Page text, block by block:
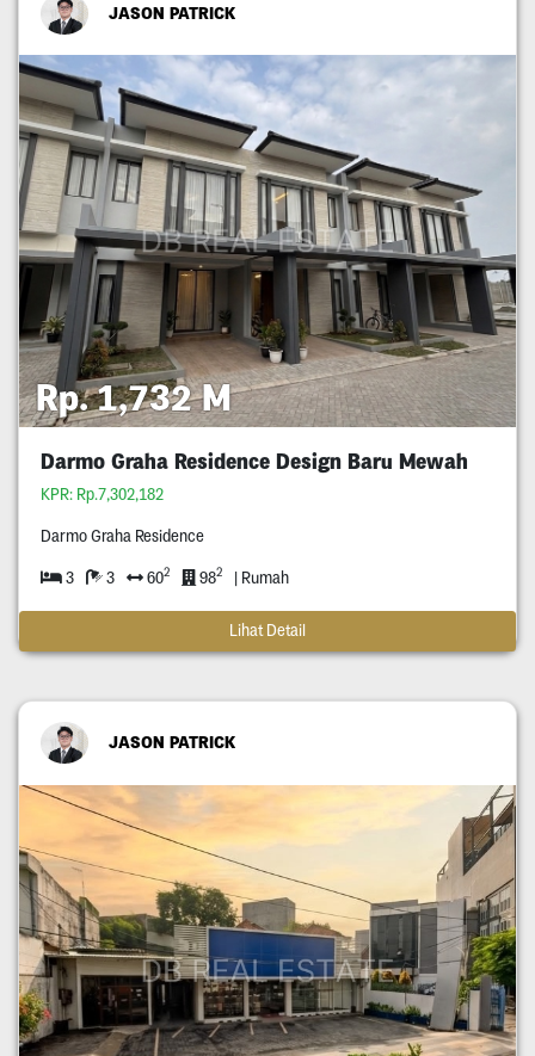
JASON PATRICK
Rp. 1,732 M
Darmo Graha Residence Design Baru Mewah
KPR: Rp.7,302,182
Darmo Graha Residence
3 3 602 982 | Rumah
Lihat Detail
JASON PATRICK